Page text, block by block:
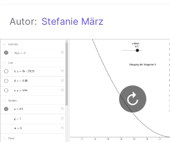
Anmelden
Autor: Stefanie März